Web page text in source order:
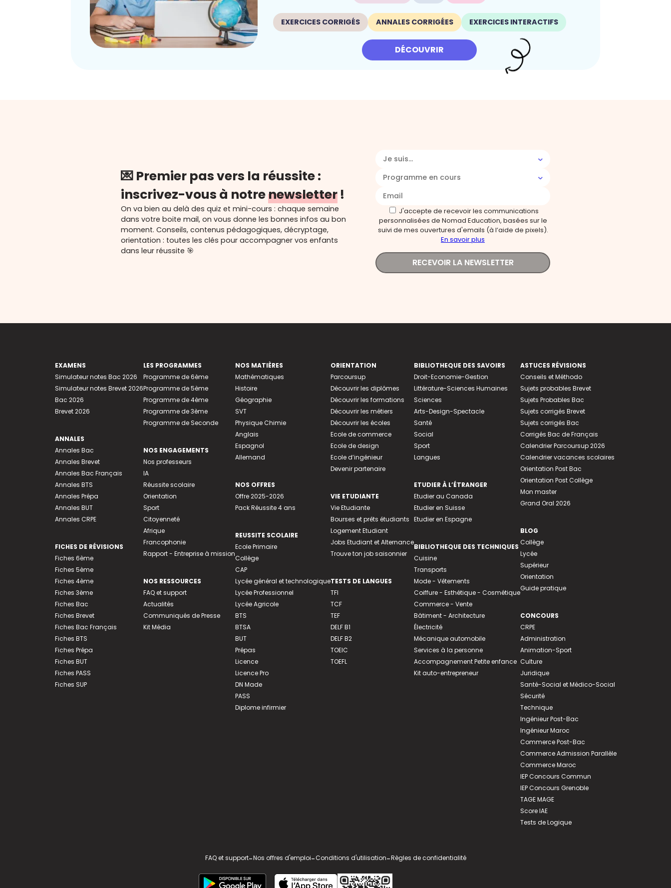
EXERCICES CORRIGÉS ANNALES CORRIGÉES EXERCICES INTERACTIFS
DÉCOUVRIR
💌 Premier pas vers la réussite :
inscrivez-vous à notrenewsletter !
On va bien au delà des quiz et mini-cours : chaque semaine
dans votre boite mail, on vous donne les bonnes infos au bon
moment. Conseils, contenus pédagogiques, décryptage,
orientation : toutes les clés pour accompagner vos enfants
dans leur réussite 🎯
Je suis...
Programme en cours
J'accepte de recevoir les communications
personnalisées de Nomad Education, basées sur le
suivi de mes ouvertures d'emails (à l’aide de pixels).
En savoir plus
RECEVOIR LA NEWSLETTER
EXAMENS
Simulateur notes Bac 2026
Simulateur notes Brevet 2026
Bac 2026
Brevet 2026
ANNALES
Annales Bac
Annales Brevet
Annales Bac Français
Annales BTS
Annales Prépa
Annales BUT
Annales CRPE
FICHES DE RÉVISIONS
Fiches 6ème
Fiches 5ème
Fiches 4ème
Fiches 3ème
Fiches Bac
Fiches Brevet
Fiches Bac Français
Fiches BTS
Fiches Prépa
Fiches BUT
Fiches PASS
Fiches SUP
LES PROGRAMMES
Programme de 6ème
Programme de 5ème
Programme de 4ème
Programme de 3ème
Programme de Seconde
NOS ENGAGEMENTS
Nos professeurs
IA
Réussite scolaire
Orientation
Sport
Citoyenneté
Afrique
Francophonie
Rapport - Entreprise à mission
NOS RESSOURCES
FAQ et support
Actualités
Communiqués de Presse
Kit Média
NOS MATIÈRES
Mathématiques
Histoire
Géographie
SVT
Physique Chimie
Anglais
Espagnol
Allemand
NOS OFFRES
Offre 2025-2026
Pack Réussite 4 ans
REUSSITE SCOLAIRE
Ecole Primaire
Collège
CAP
Lycée général et technologique
Lycée Professionnel
Lycée Agricole
BTS
BTSA
BUT
Prépas
Licence
Licence Pro
DN Made
PASS
Diplome infirmier
ORIENTATION
Parcoursup
Découvrir les diplômes
Découvrir les formations
Découvrir les métiers
Découvrir les écoles
Ecole de commerce
Ecole de design
Ecole d’ingénieur
Devenir partenaire
VIE ETUDIANTE
Vie Etudiante
Bourses et prêts étudiants
Logement Etudiant
Jobs Etudiant et Alternance
Trouve ton job saisonnier
TESTS DE LANGUES
TFI
TCF
TEF
DELF B1
DELF B2
TOEIC
TOEFL
BIBLIOTHEQUE DES SAVOIRS
Droit-Economie-Gestion
Littérature-Sciences Humaines
Sciences
Arts-Design-Spectacle
Santé
Social
Sport
Langues
ETUDIER À L’ÉTRANGER
Etudier au Canada
Etudier en Suisse
Etudier en Espagne
BIBLIOTHEQUE DES TECHNIQUES
Cuisine
Transports
Mode - Vêtements
Coiffure - Esthétique - Cosmétique
Commerce - Vente
Bâtiment - Architecture
Électricité
Mécanique automobile
Services à la personne
Accompagnement Petite enfance
Kit auto-entrepreneur
ASTUCES RÉVISIONS
Conseils et Méthodo
Sujets probables Brevet
Sujets Probables Bac
Sujets corrigés Brevet
Sujets corrigés Bac
Corrigés Bac de Français
Calendrier Parcoursup 2026
Calendrier vacances scolaires
Orientation Post Bac
Orientation Post Collège
Mon master
Grand Oral 2026
BLOG
Collège
Lycée
Supérieur
Orientation
Guide pratique
CONCOURS
CRPE
Administration
Animation-Sport
Culture
Juridique
Santé-Social et Médico-Social
Sécurité
Technique
Ingénieur Post-Bac
Ingénieur Maroc
Commerce Post-Bac
Commerce Admission Parallèle
Commerce Maroc
IEP Concours Commun
IEP Concours Grenoble
TAGE MAGE
Score IAE
Tests de Logique
FAQ et support-Nos offres d'emploi-Conditions d'utilisation-Règles de confidentialité